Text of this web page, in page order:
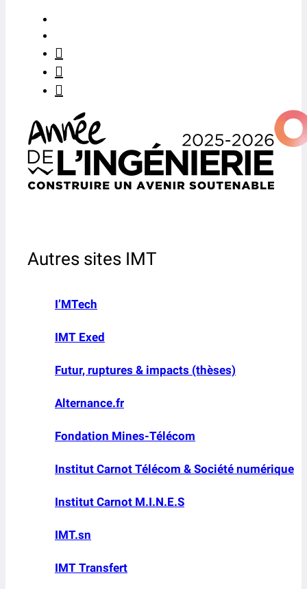
Autres sites IMT
I’MTech
IMT Exed
Futur, ruptures & impacts (thèses)
Alternance.fr
Fondation Mines-Télécom
Institut Carnot Télécom & Société numérique
Institut Carnot M.I.N.E.S
IMT.sn
IMT Transfert